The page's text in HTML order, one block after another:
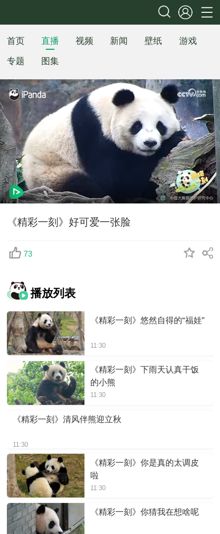
首页 直播 视频 新闻 壁纸
游戏
专题
图集
《精彩一刻》好可爱一张脸
73
播放列表
《精彩一刻》悠然自得的“福娃”
11:30
《精彩一刻》下雨天认真干饭
的小熊
11:30
《精彩一刻》清风伴熊迎立秋
11:30
《精彩一刻》你是真的太调皮
啦
11:30
《精彩一刻》你猜我在想啥呢